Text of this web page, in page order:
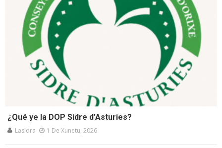
¿Qué ye la DOP Sidre d’Asturies?
Lasidra 1 De Xunetu, 2026